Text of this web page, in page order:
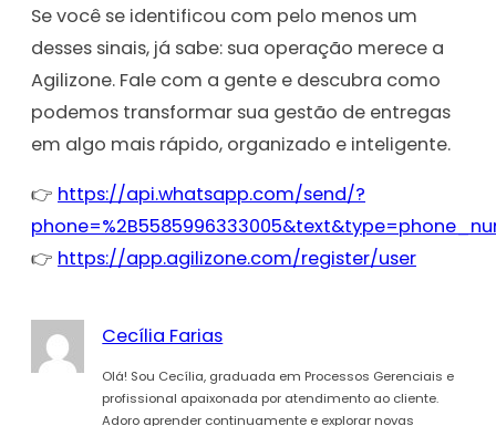
Se você se identificou com pelo menos um
desses sinais, já sabe: sua operação merece a
Agilizone. Fale com a gente e descubra como
podemos transformar sua gestão de entregas
em algo mais rápido, organizado e inteligente.
👉 https://api.whatsapp.com/send/?
👉 https://app.agilizone.com/register/user
Cecília Farias
Olá! Sou Cecília, graduada em Processos Gerenciais e
profissional apaixonada por atendimento ao cliente.
Adoro aprender continuamente e explorar novas